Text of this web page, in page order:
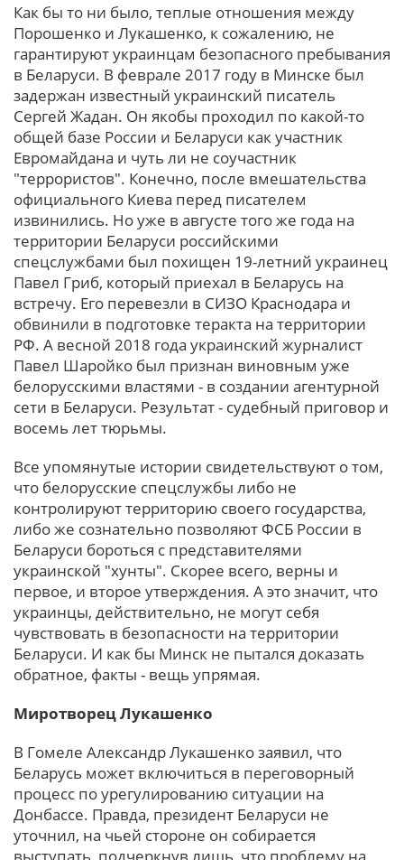
Как бы то ни было, теплые отношения между
Порошенко и Лукашенко, к сожалению, не
гарантируют украинцам безопасного пребывания
в Беларуси. В феврале 2017 году в Минске был
задержан известный украинский писатель
Сергей Жадан. Он якобы проходил по какой-то
общей базе России и Беларуси как участник
Евромайдана и чуть ли не соучастник
"террористов". Конечно, после вмешательства
официального Киева перед писателем
извинились. Но уже в августе того же года на
территории Беларуси российскими
спецслужбами был похищен 19-летний украинец
Павел Гриб, который приехал в Беларусь на
встречу. Его перевезли в СИЗО Краснодара и
обвинили в подготовке теракта на территории
РФ. А весной 2018 года украинский журналист
Павел Шаройко был признан виновным уже
белорусскими властями - в создании агентурной
сети в Беларуси. Результат - судебный приговор и
восемь лет тюрьмы.
Все упомянутые истории свидетельствуют о том,
что белорусские спецслужбы либо не
контролируют территорию своего государства,
либо же сознательно позволяют ФСБ России в
Беларуси бороться с представителями
украинской "хунты". Скорее всего, верны и
первое, и второе утверждения. А это значит, что
украинцы, действительно, не могут себя
чувствовать в безопасности на территории
Беларуси. И как бы Минск не пытался доказать
обратное, факты - вещь упрямая.
Миротворец Лукашенко
В Гомеле Александр Лукашенко заявил, что
Беларусь может включиться в переговорный
процесс по урегулированию ситуации на
Донбассе. Правда, президент Беларуси не
уточнил, на чьей стороне он собирается
выступать, подчеркнув лишь, что проблему на